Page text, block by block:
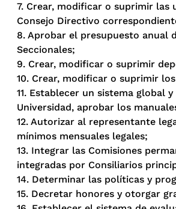
7. Crear, modificar o suprimir las
Consejo Directivo
8. Aprobar el presupuesto anual
Seccionales;
9. Crear, modificar o suprimir
10. Crear, modificar o suprimir
11. Establecer un sistema global
Universidad, aprobar los
12. Autorizar al representante
mínimos mensuales legales;
13. Integrar las Comisiones
integradas por Consiliarios
14. Determinar las políticas y
15. Decretar honores y otorgar